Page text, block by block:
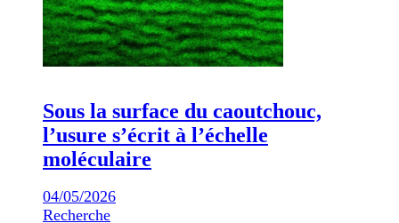
Sous la surface du caoutchouc,
l’usure s’écrit à l’échelle
moléculaire
04/05/2026
Recherche